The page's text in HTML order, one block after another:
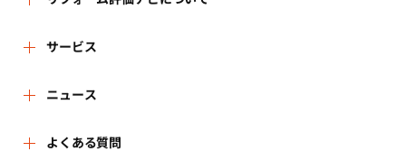
リフォーム評価ナビとは
運営体制
はじめての方へ
サービス
リフォーム会社を探す
リフォーム事例を見る
ニュース
新着情報
よくある質問